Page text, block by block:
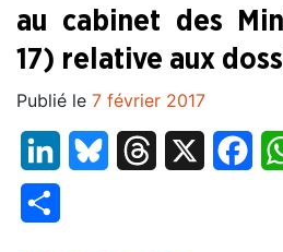
au cabinet des
17) relative aux
Publié le 7 février 2017
LinkedInBluesky Threads